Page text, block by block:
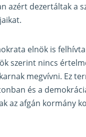
azért dezertáltak a
elnök is
szerint nincs
megvívni. Ez
és a
az afgán kormány